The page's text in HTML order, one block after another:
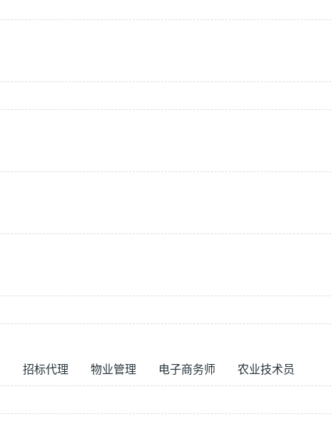
招标代理 物业管理 电子商务师 农业技术员